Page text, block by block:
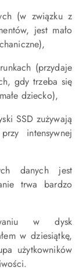
(w związku z
jest mało
(przydaje
gdy trzeba się
dziecko),
SSD zużywają
intensywnej
danych jest
trwa bardzo
w dysk
w dziesiątkę,
użytkowników